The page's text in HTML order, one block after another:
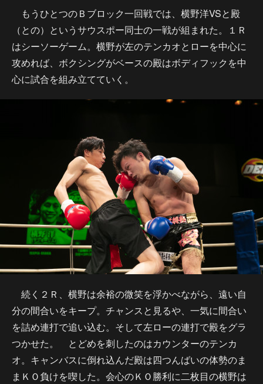
もうひとつのＢブロック一回戦では、横野洋VSと殿
（との）というサウスポー同士の一戦が組まれた。１Ｒ
はシーソーゲーム。横野が左のテンカオとローを中心に
攻めれば、ボクシングがベースの殿はボディフックを中
心に試合を組み立てていく。
続く２Ｒ、横野は余裕の微笑を浮かべながら、遠い自
分の間合いをキープ。チャンスと見るや、一気に間合い
を詰め連打で追い込む。そして左ローの連打で殿をグラ
つかせた。 とどめを刺したのはカウンターのテンカ
オ。キャンバスに倒れ込んだ殿は四つんばいの体勢のま
まＫＯ負けを喫した。会心のＫＯ勝利に二枚目の横野は